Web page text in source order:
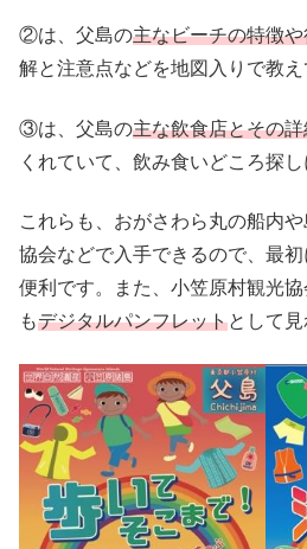
②は、父島の主なビーチの特徴
解と注意点などを地図入りで教え
③は、父島の主な飲食店とその詳
くれていて、飲み食いどころ探し
これらも、おがさわら丸の船内
協会などで入手できるので、最
便利です。また、小笠原村観光
もデジタルパンフレットとして